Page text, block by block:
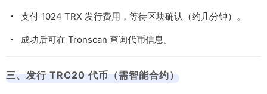
支付 1024 TRX 发行费用，等待区块确认（约几分钟）。
成功后可在 Tronscan 查询代币信息。
三、发行 TRC20 代币（需智能合约）